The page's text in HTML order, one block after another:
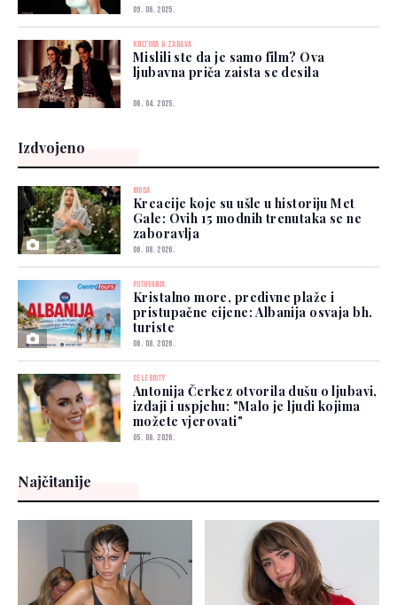
09. 06. 2025.
KULTURA & ZABAVA
Mislili ste da je samo film? Ova
ljubavna priča zaista se desila
06. 04. 2025.
Izdvojeno
MODA
Kreacije koje su ušle u historiju Met
Gale: Ovih 15 modnih trenutaka se ne
zaboravlja
06. 08. 2026.
PUTOVANJA
Kristalno more, predivne plaže i
pristupačne cijene: Albanija osvaja bh.
turiste
06. 08. 2026.
CELEBRITY
Antonija Čerkez otvorila dušu o ljubavi,
izdaji i uspjehu: "Malo je ljudi kojima
možete vjerovati"
05. 08. 2026.
Najčitanije